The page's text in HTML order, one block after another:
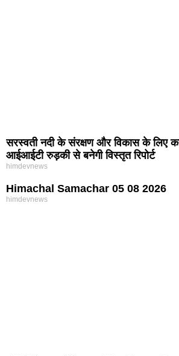
सरस्वती नदी के संरक्षण और विकास के लिए
आईआईटी रुड़की से बनेगी विस्तृत रिपोर्ट
himdevnews
Himachal Samachar 05 08 2026
himdevnews